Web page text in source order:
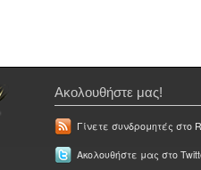
Ακολουθήστε μας!
Γίνετε συνδρομητές στο
Ακολουθήστε μας στο